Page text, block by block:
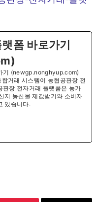
폼 바로가기
기 (newgp.nonghyup.com)
거래 시스템이 농협공판장 전
판장 전자거래 플랫폼은 농가
지 농산물 제값받기와 소비자
있습니다.